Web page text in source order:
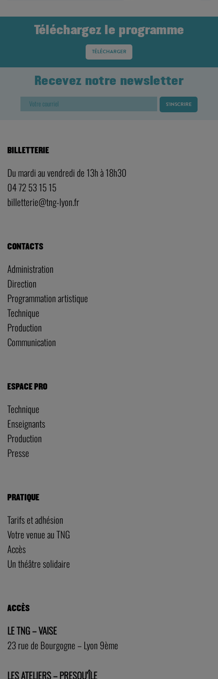
Téléchargez le programme
TÉLÉCHARGER
Recevez notre newsletter
BILLETTERIE
Du mardi au vendredi de 13h à 18h30
04 72 53 15 15
billetterie@tng-lyon.fr
CONTACTS
Administration
Direction
Programmation artistique
Technique
Production
Communication
ESPACE PRO
Technique
Enseignants
Production
Presse
PRATIQUE
Tarifs et adhésion
Votre venue au TNG
Accès
Un théâtre solidaire
ACCÈS
LE TNG – VAISE
23 rue de Bourgogne – Lyon 9ème
LES ATELIERS – PRESQU’ÎLE